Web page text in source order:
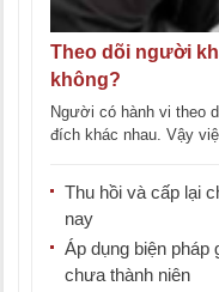
Theo dõi người
không?
Người có hành vi theo
đích khác nhau. Vậy
Thu hồi và cấp lại
nay
Áp dụng biện
chưa thành niên